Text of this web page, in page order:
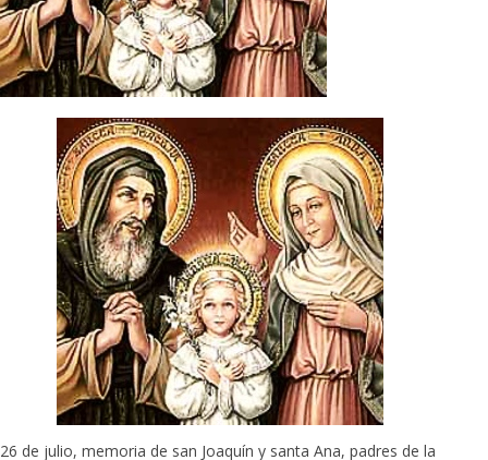
26 de julio, memoria de san Joaquín y santa Ana, padres de la